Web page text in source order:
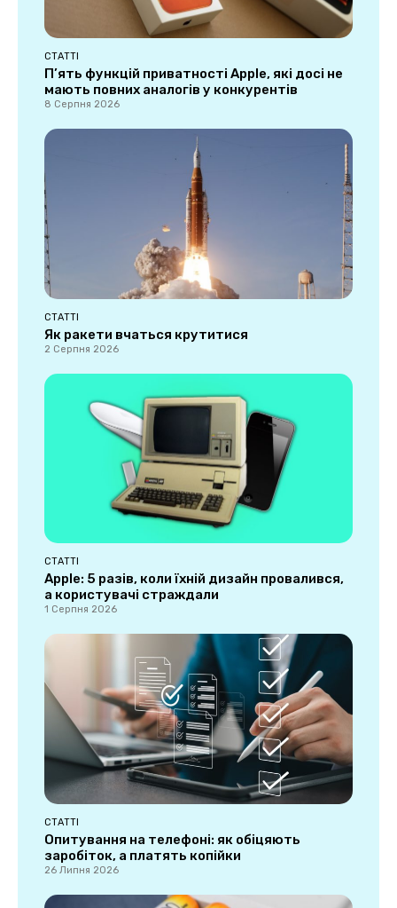
СТАТТІ
П’ять функцій приватності Apple, які досі не
мають повних аналогів у конкурентів
8 Серпня 2026
СТАТТІ
Як ракети вчаться крутитися
2 Серпня 2026
СТАТТІ
Apple: 5 разів, коли їхній дизайн провалився,
а користувачі страждали
1 Серпня 2026
СТАТТІ
Опитування на телефоні: як обіцяють
заробіток, а платять копійки
26 Липня 2026